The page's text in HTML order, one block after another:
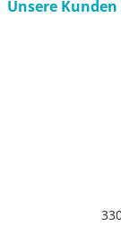
Unsere